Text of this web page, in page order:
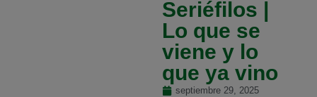
Seriéfilos |
Lo que se
viene y lo
que ya vino
septiembre 29, 2025